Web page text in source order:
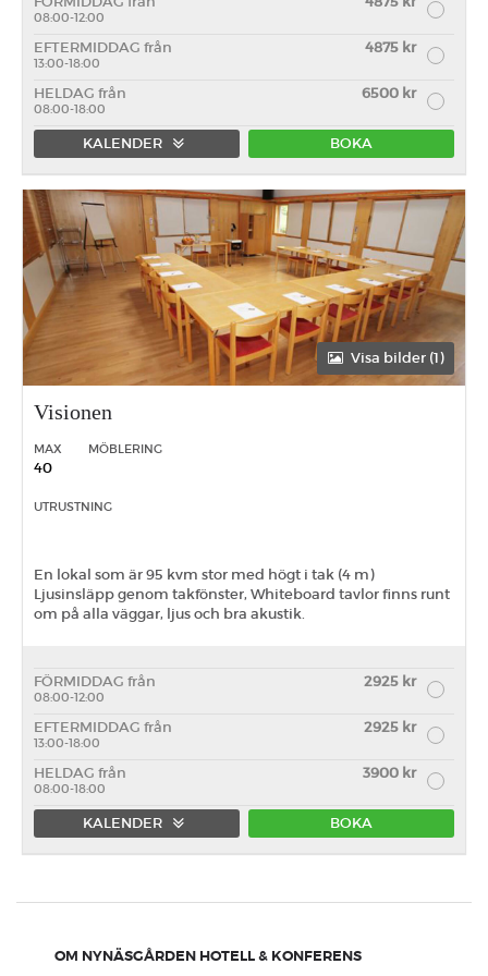
08:00-12:00
EFTERMIDDAG från 4875 kr
13:00-18:00
HELDAG från 6500 kr
08:00-18:00
KALENDER BOKA
Förmiddag Eftermiddag Heldag
Visa bilder (1)
Visionen
MAX
40
MÖBLERING
UTRUSTNING
En lokal som är 95 kvm stor med högt i tak (4 m)
Ljusinsläpp genom takfönster, Whiteboard tavlor finns runt
om på alla väggar, ljus och bra akustik.
FÖRMIDDAG från 2925 kr
08:00-12:00
EFTERMIDDAG från 2925 kr
13:00-18:00
HELDAG från 3900 kr
08:00-18:00
KALENDER BOKA
OM NYNÄSGÅRDEN HOTELL & KONFERENS